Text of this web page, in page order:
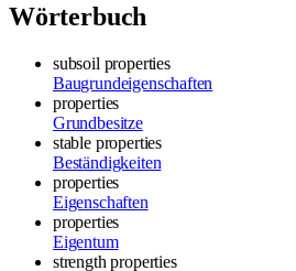
Wörterbuch
subsoil properties
Baugrundeigenschaften
properties
Grundbesitze
stable properties
Beständigkeiten
properties
Eigenschaften
properties
Eigentum
strength properties